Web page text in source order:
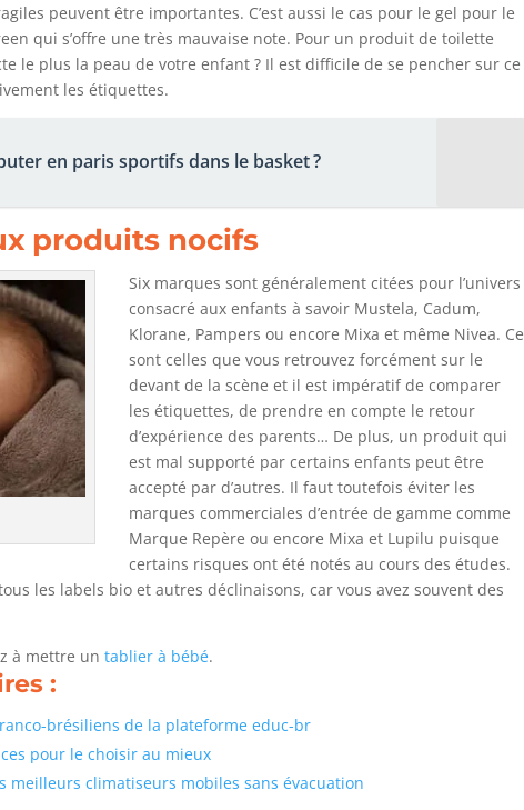
peuvent être importantes. C’est aussi le cas pour le gel pour le
qui s’offre une très mauvaise note. Pour un produit de toilette
le plus la peau de votre enfant ? Il est difficile de se pencher sur ce
les étiquettes.
en paris sportifs dans le basket ?
produits nocifs
Six marques sont généralement citées pour l’univers
consacré aux enfants à savoir Mustela, Cadum,
Klorane, Pampers ou encore Mixa et même Nivea. Ce
sont celles que vous retrouvez forcément sur le
devant de la scène et il est impératif de comparer
les étiquettes, de prendre en compte le retour
d’expérience des parents… De plus, un produit qui
est mal supporté par certains enfants peut être
accepté par d’autres. Il faut toutefois éviter les
marques commerciales d’entrée de gamme comme
Marque Repère ou encore Mixa et Lupilu puisque
certains risques ont été notés au cours des études.
les labels bio et autres déclinaisons, car vous avez souvent des
à mettre untablier à bébé.
:
brésiliens de la plateforme educ-br
pour le choisir au mieux
meilleurs climatiseurs mobiles sans évacuation